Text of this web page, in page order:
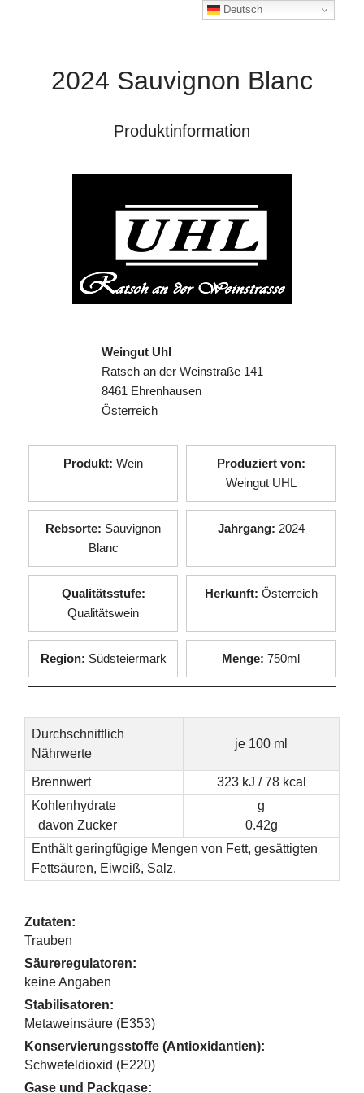
2024 Sauvignon Blanc
Produktinformation
Weingut Uhl
Ratsch an der Weinstraße 141
8461 Ehrenhausen
Österreich
Produkt: Wein
Produziert von:
Weingut UHL
Rebsorte: Sauvignon
Blanc
Jahrgang: 2024
Qualitätsstufe:
Qualitätswein
Herkunft: Österreich
Region: Südsteiermark Menge: 750ml
Durchschnittlich
Nährwerte
je 100 ml
Brennwert
323 kJ / 78 kcal
Kohlenhydrate
davon Zucker
g
0.42g
Enthält geringfügige Mengen von Fett, gesättigten
Fettsäuren, Eiweiß, Salz.
Zutaten:
Trauben
Säureregulatoren:
keine Angaben
Stabilisatoren:
Metaweinsäure (E353)
Konservierungsstoffe (Antioxidantien):
Schwefeldioxid (E220)
Gase und Packgase:
Deutsch